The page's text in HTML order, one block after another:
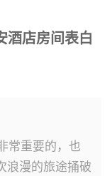
酒店房间表白
常重要的，也
浪漫的旅途捅破